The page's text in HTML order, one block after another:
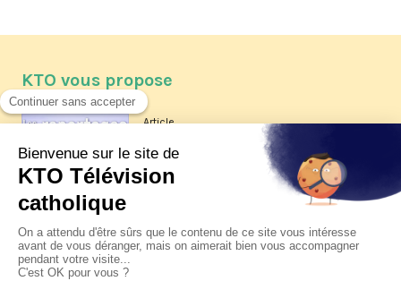
KTO vous propose
Article
Les reportages d'été 2026 de KTO
La visite pastorale du pape Léon
XIV à Assise à suivre sur KTO le
jeudi 6 août